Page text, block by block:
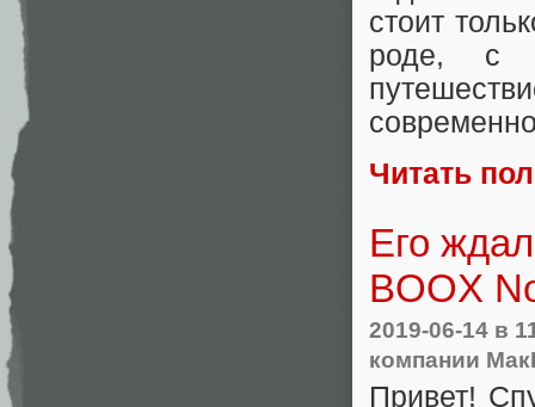
стоит
роде, с
Читать
Его
BOOX
2019-06-14 в
компании
Привет!